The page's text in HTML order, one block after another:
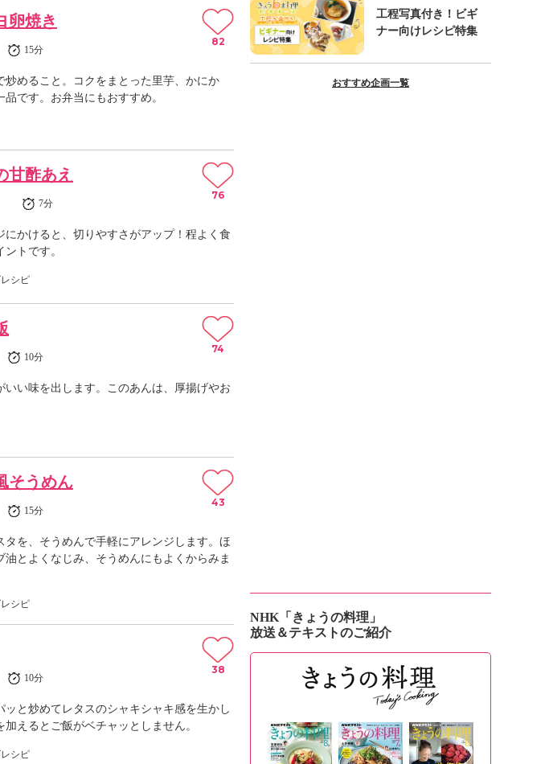
卵焼き
15分
炒めること。コクをまとった里芋、かにか
です。お弁当にもおすすめ。
82
甘酢あえ
7分
にかけると、切りやすさがアップ！程よく食
トです。
シピ
76
10分
いい味を出します。このあんは、厚揚げやお
74
そうめん
15分
を、そうめんで手軽にアレンジします。ほ
油とよくなじみ、そうめんにもよくからみま
シピ
43
10分
と炒めてレタスのシャキシャキ感を生かし
えるとご飯がベチャッとしません。
シピ
38
工程写真付き！ビギ
ナー向けレシピ特集
おすすめ企画一覧
NHK「きょうの料理」
放送＆テキストのご紹介